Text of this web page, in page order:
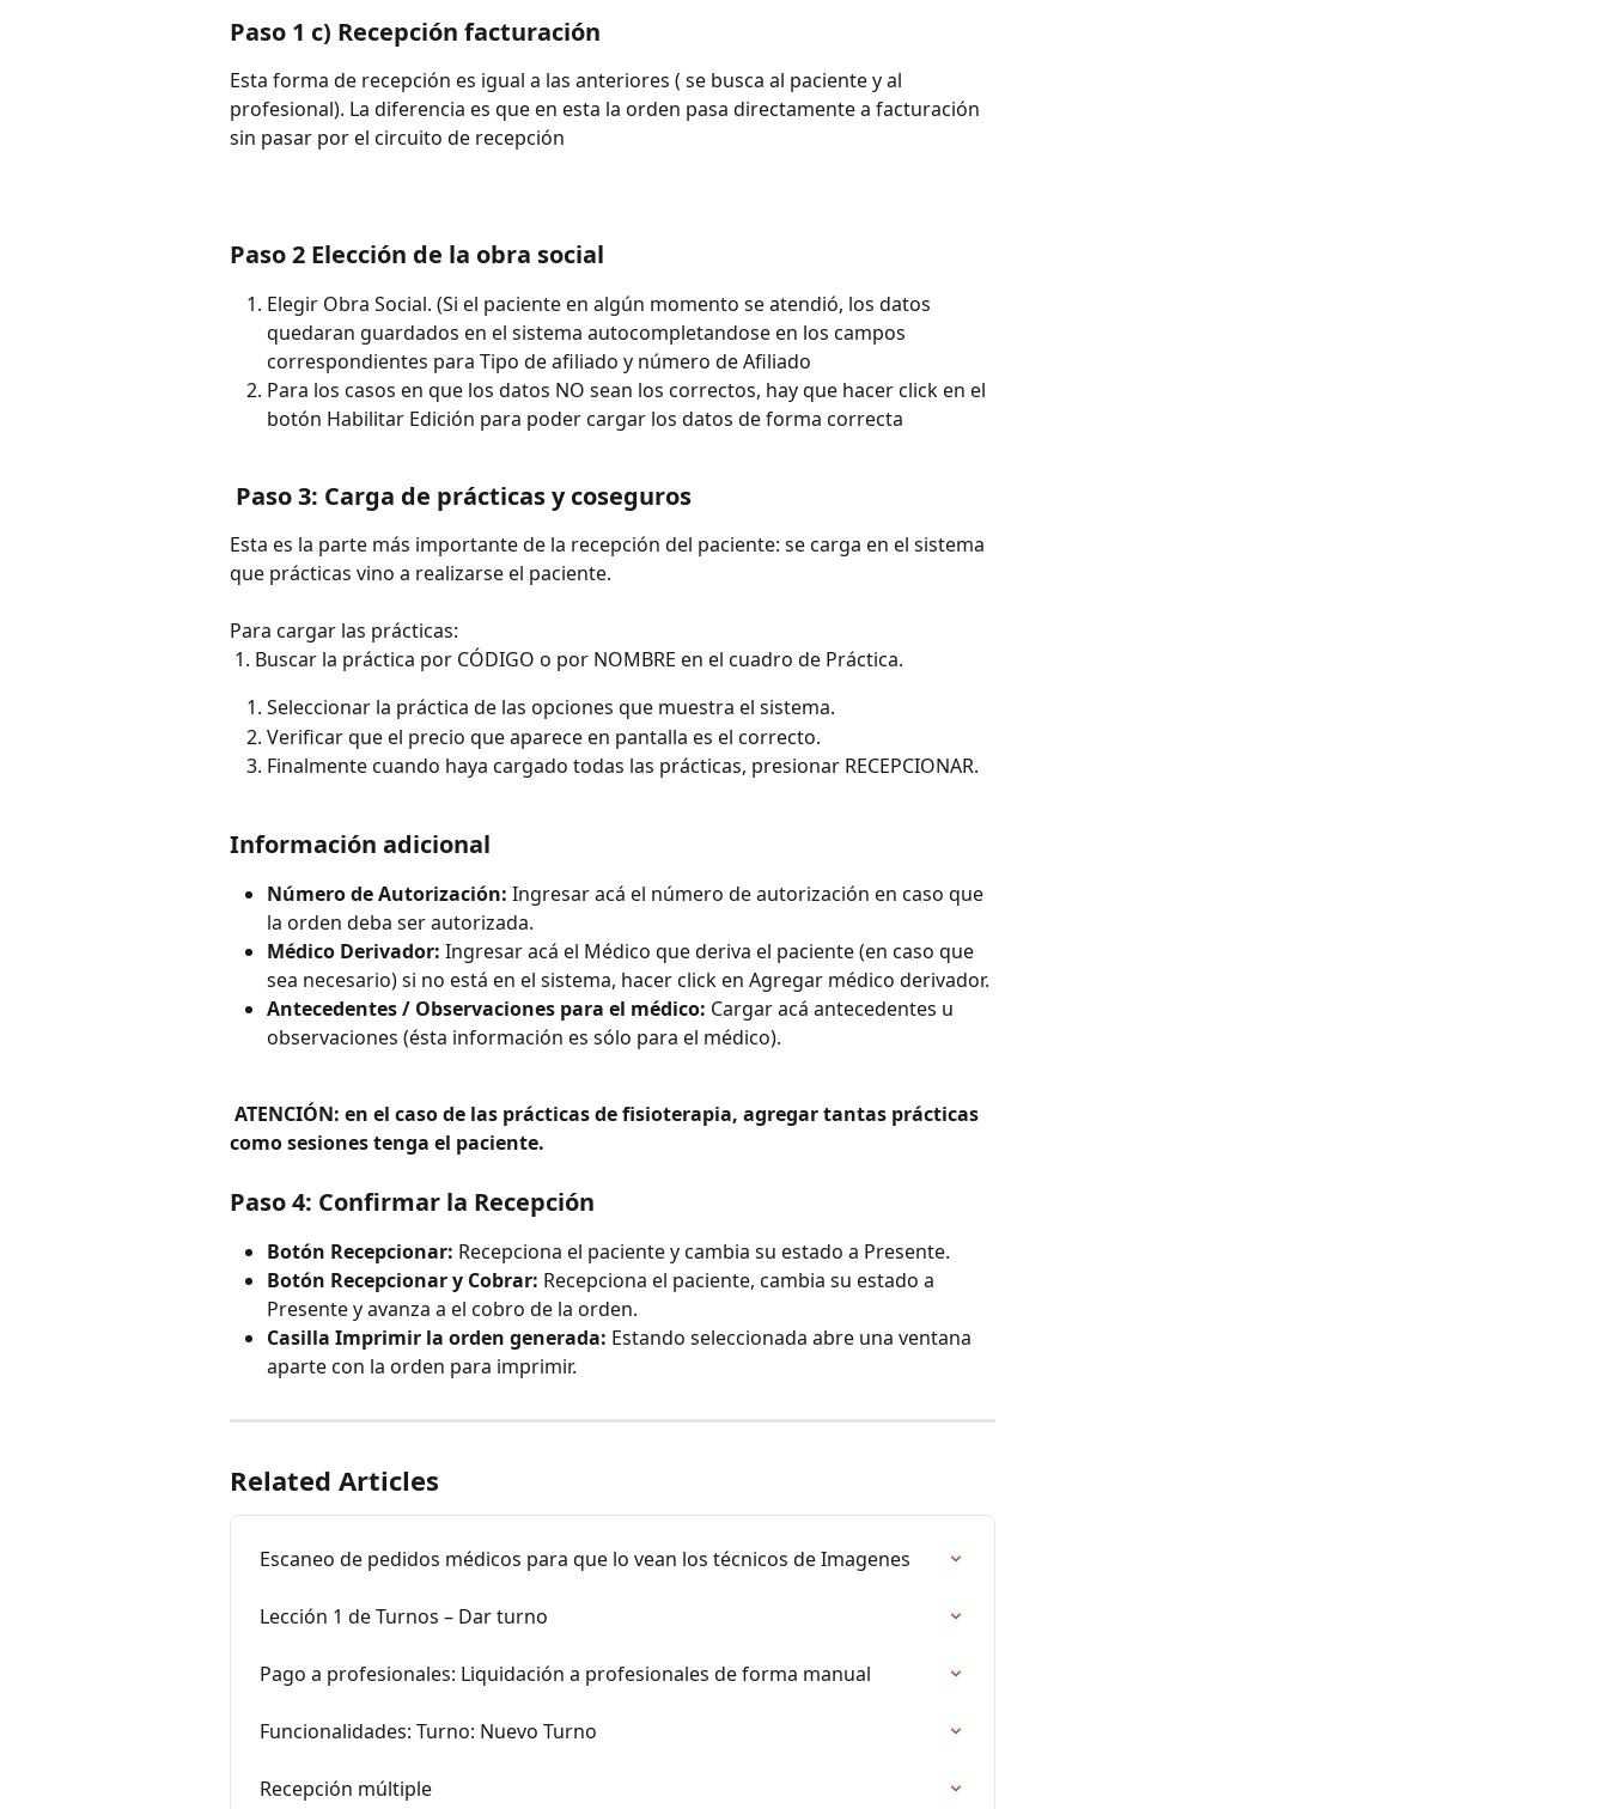
Paso 1 c) Recepción facturación
Esta forma de recepción es igual a las anteriores ( se busca al paciente y al
profesional). La diferencia es que en esta la orden pasa directamente a facturación
sin pasar por el circuito de recepción
Paso 2 Elección de la obra social
Elegir Obra Social. (Si el paciente en algún momento se atendió, los datos
quedaran guardados en el sistema autocompletandose en los campos
correspondientes para Tipo de afiliado y número de Afiliado
Para los casos en que los datos NO sean los correctos, hay que hacer click en el
botón Habilitar Edición para poder cargar los datos de forma correcta
Paso 3: Carga de prácticas y coseguros
Esta es la parte más importante de la recepción del paciente: se carga en el sistema
que prácticas vino a realizarse el paciente.
Para cargar las prácticas:
1. Buscar la práctica por CÓDIGO o por NOMBRE en el cuadro de Práctica.
Seleccionar la práctica de las opciones que muestra el sistema.
Verificar que el precio que aparece en pantalla es el correcto.
Finalmente cuando haya cargado todas las prácticas, presionar RECEPCIONAR.
Información adicional
Número de Autorización: Ingresar acá el número de autorización en caso que
la orden deba ser autorizada.
Médico Derivador: Ingresar acá el Médico que deriva el paciente (en caso que
sea necesario) si no está en el sistema, hacer click en Agregar médico derivador.
Antecedentes / Observaciones para el médico: Cargar acá antecedentes u
observaciones (ésta información es sólo para el médico).
ATENCIÓN: en el caso de las prácticas de fisioterapia, agregar tantas prácticas
como sesiones tenga el paciente.
Paso 4: Confirmar la Recepción
Botón Recepcionar: Recepciona el paciente y cambia su estado a Presente.
Botón Recepcionar y Cobrar: Recepciona el paciente, cambia su estado a
Presente y avanza a el cobro de la orden.
Casilla Imprimir la orden generada: Estando seleccionada abre una ventana
aparte con la orden para imprimir.
Related Articles
Escaneo de pedidos médicos para que lo vean los técnicos de Imagenes
Lección 1 de Turnos – Dar turno
Pago a profesionales: Liquidación a profesionales de forma manual
Funcionalidades: Turno: Nuevo Turno
Recepción múltiple